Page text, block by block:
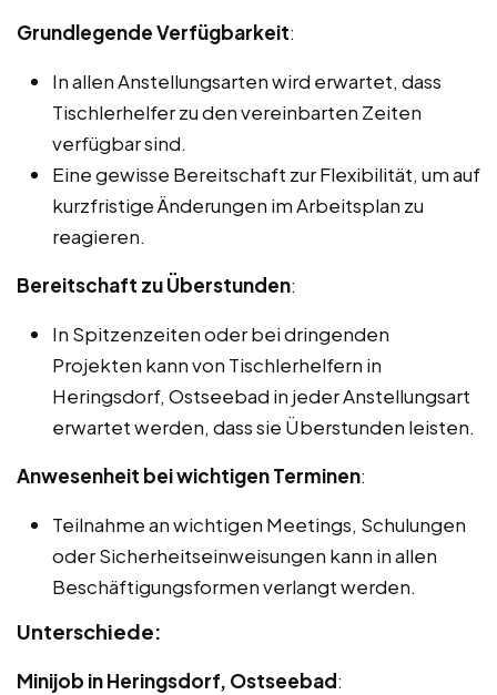
Grundlegende Verfügbarkeit:
In allen Anstellungsarten wird erwartet, dass
Tischlerhelfer zu den vereinbarten Zeiten
verfügbar sind.
Eine gewisse Bereitschaft zur Flexibilität, um auf
kurzfristige Änderungen im Arbeitsplan zu
reagieren.
Bereitschaft zu Überstunden:
In Spitzenzeiten oder bei dringenden
Projekten kann von Tischlerhelfern in
Heringsdorf, Ostseebad in jeder Anstellungsart
erwartet werden, dass sie Überstunden leisten.
Anwesenheit bei wichtigen Terminen:
Teilnahme an wichtigen Meetings, Schulungen
oder Sicherheitseinweisungen kann in allen
Beschäftigungsformen verlangt werden.
Unterschiede:
Minijob in Heringsdorf, Ostseebad: